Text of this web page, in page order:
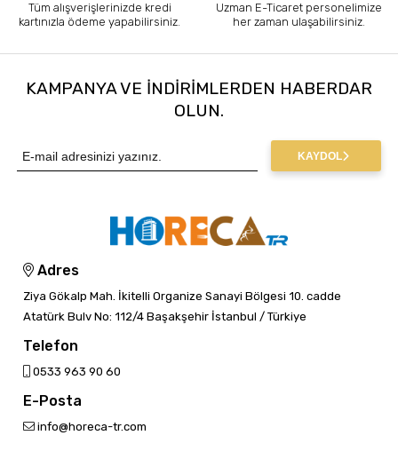
Tüm alışverişlerinizde kredi
kartınızla ödeme yapabilirsiniz.
Uzman E-Ticaret personelimize
her zaman ulaşabilirsiniz.
KAMPANYA VE INDIRIMLERDEN HABERDAR
OLUN.
KAYDOL
Adres
Ziya Gökalp Mah. İkitelli Organize Sanayi Bölgesi 10. cadde
Atatürk Bulv No: 112/4 Başakşehir İstanbul / Türkiye
Telefon
0533 963 90 60
E-Posta
info@horeca-tr.com